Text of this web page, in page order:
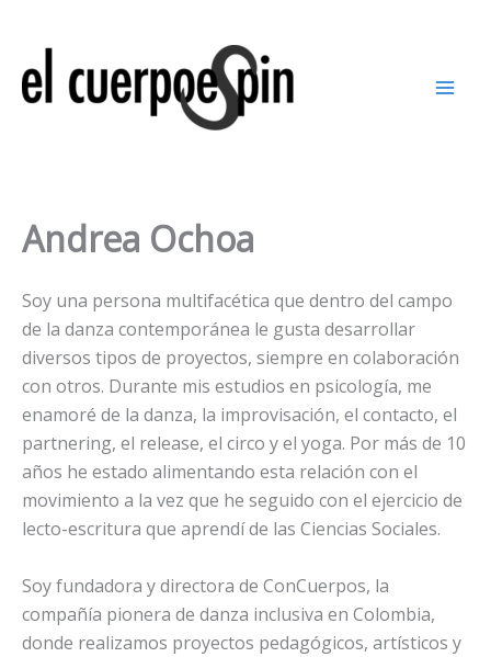
contenido
Andrea Ochoa
Soy una persona multifacética que dentro del campo
de la danza contemporánea le gusta desarrollar
diversos tipos de proyectos, siempre en colaboración
con otros. Durante mis estudios en psicología, me
enamoré de la danza, la improvisación, el contacto, el
partnering, el release, el circo y el yoga. Por más de 10
años he estado alimentando esta relación con el
movimiento a la vez que he seguido con el ejercicio de
lecto-escritura que aprendí de las Ciencias Sociales.
Soy fundadora y directora de ConCuerpos, la
compañía pionera de danza inclusiva en Colombia,
donde realizamos proyectos pedagógicos, artísticos y